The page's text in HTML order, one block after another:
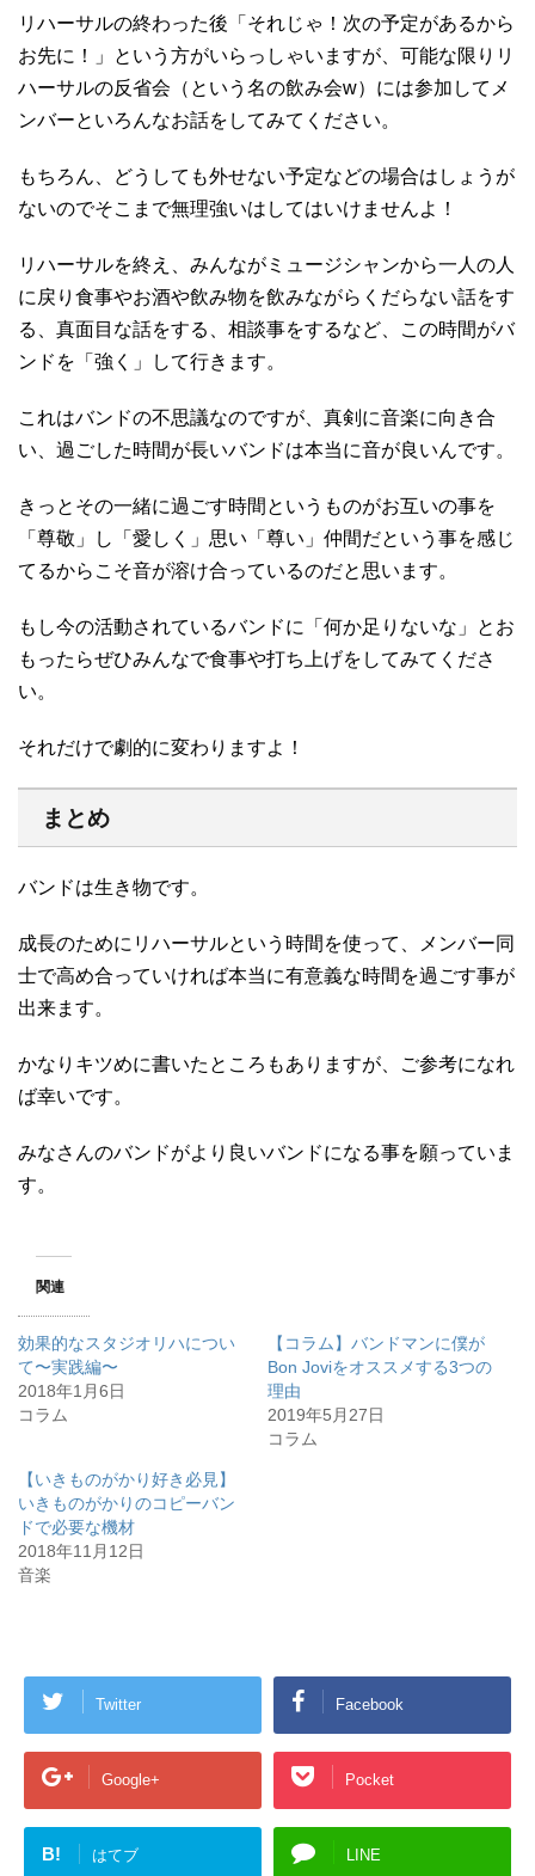
リハーサルの終わった後「それじゃ！次の予定があるから
お先に！」という方がいらっしゃいますが、可能な限りリ
ハーサルの反省会（という名の飲み会w）には参加してメ
ンバーといろんなお話をしてみてください。
もちろん、どうしても外せない予定などの場合はしょうが
ないのでそこまで無理強いはしてはいけませんよ！
リハーサルを終え、みんながミュージシャンから一人の人
に戻り食事やお酒や飲み物を飲みながらくだらない話をす
る、真面目な話をする、相談事をするなど、この時間がバ
ンドを「強く」して行きます。
これはバンドの不思議なのですが、真剣に音楽に向き合
い、過ごした時間が長いバンドは本当に音が良いんです。
きっとその一緒に過ごす時間というものがお互いの事を
「尊敬」し「愛しく」思い「尊い」仲間だという事を感じ
てるからこそ音が溶け合っているのだと思います。
もし今の活動されているバンドに「何か足りないな」とお
もったらぜひみんなで食事や打ち上げをしてみてくださ
い。
それだけで劇的に変わりますよ！
まとめ
バンドは生き物です。
成長のためにリハーサルという時間を使って、メンバー同
士で高め合っていければ本当に有意義な時間を過ごす事が
出来ます。
かなりキツめに書いたところもありますが、ご参考になれ
ば幸いです。
みなさんのバンドがより良いバンドになる事を願っていま
す。
関連
効果的なスタジオリハについ
て〜実践編〜
2018年1月6日
コラム
【コラム】バンドマンに僕が
Bon Joviをオススメする3つの
理由
2019年5月27日
コラム
【いきものがかり好き必見】
いきものがかりのコピーバン
ドで必要な機材
2018年11月12日
音楽
Twitter Facebook
Google+ Pocket
B! はてブ LINE